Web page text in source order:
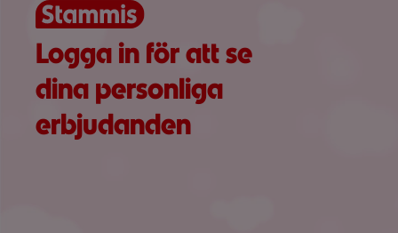
Logga in för att se
dina personliga
erbjudanden